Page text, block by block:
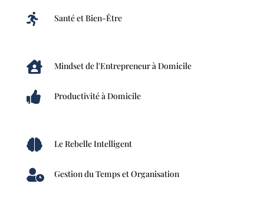
 Santé et Bien-Être
 Mindset de l'Entrepreneur à Domicile
 Productivité à Domicile
 Le Rebelle Intelligent
 Gestion du Temps et Organisation